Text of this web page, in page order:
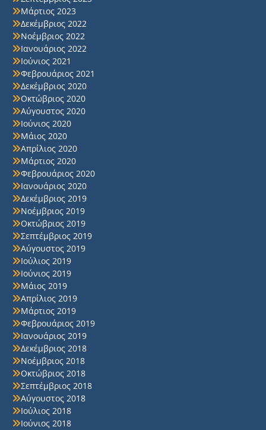
Μάρτιος 2023
Δεκέμβριος 2022
Νοέμβριος 2022
Ιανουάριος 2022
Ιούνιος 2021
Φεβρουάριος 2021
Δεκέμβριος 2020
Οκτώβριος 2020
Αύγουστος 2020
Ιούνιος 2020
Μάιος 2020
Απρίλιος 2020
Μάρτιος 2020
Φεβρουάριος 2020
Ιανουάριος 2020
Δεκέμβριος 2019
Νοέμβριος 2019
Οκτώβριος 2019
Σεπτέμβριος 2019
Αύγουστος 2019
Ιούλιος 2019
Ιούνιος 2019
Μάιος 2019
Απρίλιος 2019
Μάρτιος 2019
Φεβρουάριος 2019
Ιανουάριος 2019
Δεκέμβριος 2018
Νοέμβριος 2018
Οκτώβριος 2018
Σεπτέμβριος 2018
Αύγουστος 2018
Ιούλιος 2018
Ιούνιος 2018